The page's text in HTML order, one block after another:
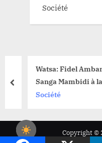
Société
Watsa: Fidel
Sanga Mambidi à la
fructueux mandat
Société
prev
Copyright ©